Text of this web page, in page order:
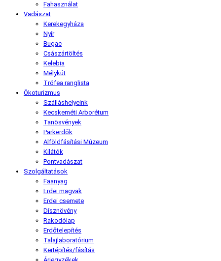
Fahasználat
Vadászat
Kerekegyháza
Nyír
Bugac
Császártöltés
Kelebia
Mélykút
Trófea ranglista
Ökoturizmus
Szálláshelyeink
Kecskeméti Arborétum
Tanösvények
Parkerdők
Alföldfásítási Múzeum
Kilátók
Pontvadászat
Szolgáltatások
Faanyag
Erdei magvak
Erdei csemete
Dísznövény
Rakodólap
Erdőtelepítés
Talajlaboratórium
Kertépítés/fásítás